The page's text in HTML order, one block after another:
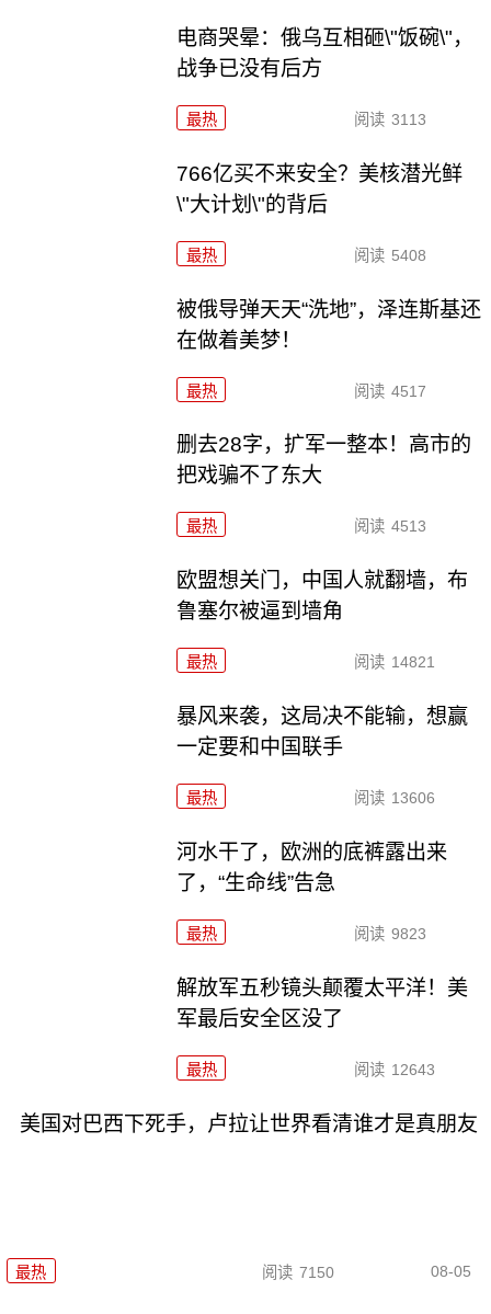
电商哭晕：俄乌互相砸\"饭碗\"，
战争已没有后方
最热 阅读 3113
766亿买不来安全？美核潜光鲜
\"大计划\"的背后
最热 阅读 5408
被俄导弹天天“洗地”，泽连斯基还
在做着美梦！
最热 阅读 4517
删去28字，扩军一整本！高市的
把戏骗不了东大
最热 阅读 4513
欧盟想关门，中国人就翻墙，布
鲁塞尔被逼到墙角
最热 阅读 14821
暴风来袭，这局决不能输，想赢
一定要和中国联手
最热 阅读 13606
河水干了，欧洲的底裤露出来
了，“生命线”告急
最热 阅读 9823
解放军五秒镜头颠覆太平洋！美
军最后安全区没了
最热 阅读 12643
美国对巴西下死手，卢拉让世界看清谁才是真朋友
最热 阅读 7150 08-05